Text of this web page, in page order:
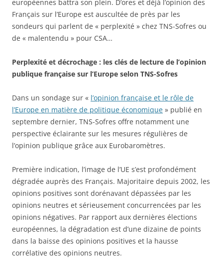
européennes battra son plein. D’ores et déjà l’opinion des
Français sur l’Europe est auscultée de près par les
sondeurs qui parlent de « perplexité » chez TNS-Sofres ou
de « malentendu » pour CSA…
Perplexité et décrochage : les clés de lecture de l’opinion
publique française sur l’Europe selon TNS-Sofres
Dans un sondage sur « l’opinion française et le rôle de
l’Europe en matière de politique économique » publié en
septembre dernier, TNS-Sofres offre notamment une
perspective éclairante sur les mesures régulières de
l’opinion publique grâce aux Eurobaromètres.
Première indication, l’image de l’UE s’est profondément
dégradée auprès des Français. Majoritaire depuis 2002, les
opinions positives sont dorénavant dépassées par les
opinions neutres et sérieusement concurrencées par les
opinions négatives. Par rapport aux dernières élections
européennes, la dégradation est d’une dizaine de points
dans la baisse des opinions positives et la hausse
corrélative des opinions neutres.